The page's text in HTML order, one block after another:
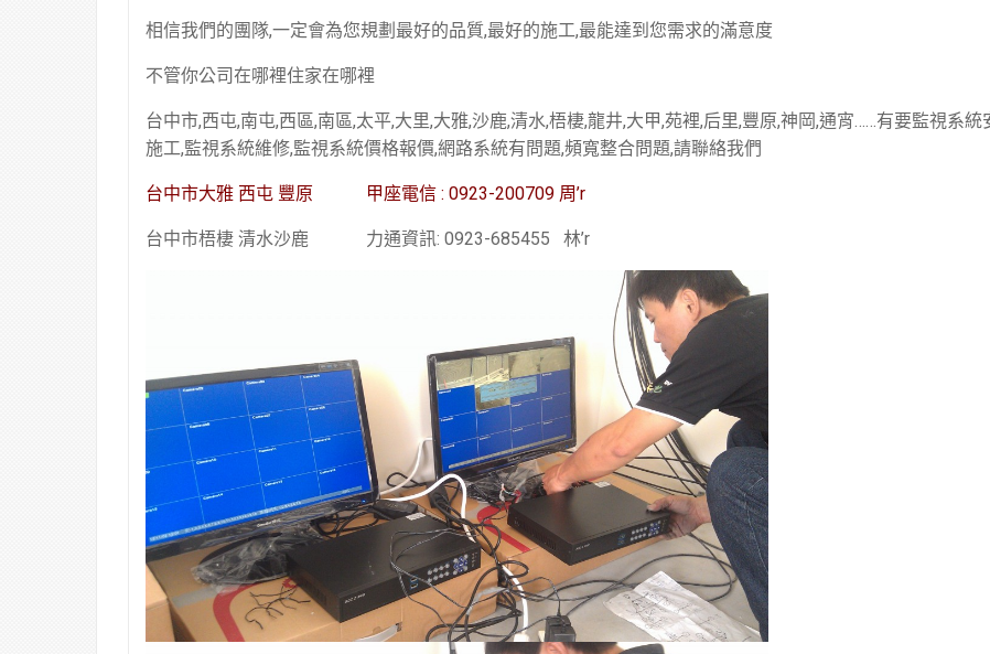
相信我們的團隊,一定會為您規劃最好的品質,最好的施工,最能達到您需求的滿意度
不管你公司在哪裡住家在哪裡
台中市,西屯,南屯,西區,南區,太平,大里,大雅,沙鹿,清水,梧棲,龍井,大甲,苑裡,后里,豐原,神岡,通宵……有要監視系統
施工,監視系統維修,監視系統價格報價,網路系統有問題,頻寬整合問題,請聯絡我們
台中市大雅 西屯 豐原 甲座電信 : 0923-200709 周’r
台中市梧棲 清水沙鹿 力通資訊: 0923-685455 林’r